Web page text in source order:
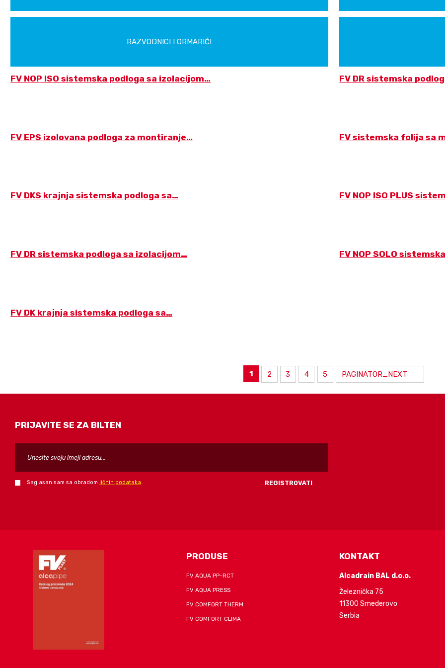
RAZVODNICI I ORMARIĆI
FV NOP ISO sistemska podloga sa izolacijom… FV DR sistemska
FV EPS izolovana podloga za montiranje… FV sistemska folija sa
FV DKS krajnja sistemska podloga sa… FV NOP ISO PLUS
FV DR sistemska podloga sa izolacijom… FV NOP SOLO
FV DK krajnja sistemska podloga sa…
1 2 3 4 5 PAGINATOR_NEXT
PRIJAVITE SE ZA BILTEN
Saglasan sam sa obradom ličnih podataka.
PRODUSE
FV AQUA PP-RCT
FV AQUA PRESS
FV COMFORT THERM
FV COMFORT CLIMA
KONTAKT
Alcadrain BAL d.o.o.
Železnička 75
11300 Smederovo
Serbia